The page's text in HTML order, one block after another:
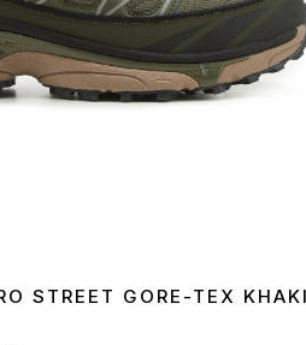
STREET GORE-TEX KHAKI